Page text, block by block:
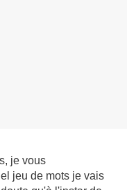
je vous
jeu de mots je vais